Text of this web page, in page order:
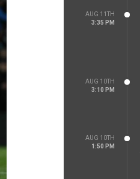
AUG 11TH
3:35 PM
AUG 10TH
3:10 PM
AUG 10TH
1:50 PM